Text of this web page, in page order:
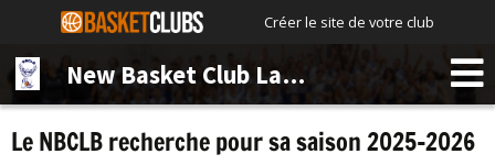
Créer le site de votre club
New Basket Club La Bruyère
Le NBCLB recherche pour sa saison 2025-2026